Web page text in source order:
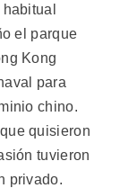
el parque
Kong
para
chino.
quisieron
tuvieron
privado.